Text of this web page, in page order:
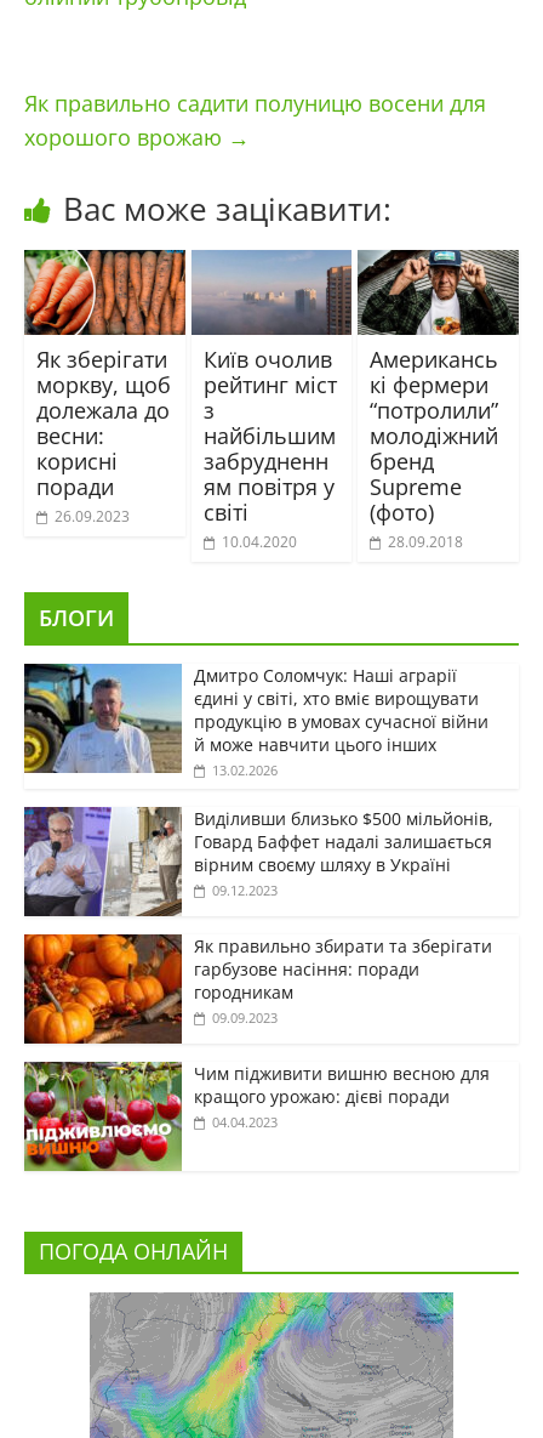
Як правильно садити полуницю восени для
хорошого врожаю →
Вас може зацікавити:
Як зберігати
моркву, щоб
долежала до
весни:
корисні
поради
26.09.2023
Київ очолив
рейтинг міст
з
найбільшим
забрудненн
ям повітря у
світі
10.04.2020
Американсь
кі фермери
“потролили”
молодіжний
бренд
Supreme
(фото)
28.09.2018
БЛОГИ
Дмитро Соломчук: Наші аграрії
єдині у світі, хто вміє вирощувати
продукцію в умовах сучасної війни
й може навчити цього інших
13.02.2026
Виділивши близько $500 мільйонів,
Говард Баффет надалі залишається
вірним своєму шляху в Україні
09.12.2023
Як правильно збирати та зберігати
гарбузове насіння: поради
городникам
09.09.2023
Чим підживити вишню весною для
кращого урожаю: дієві поради
04.04.2023
ПОГОДА ОНЛАЙН